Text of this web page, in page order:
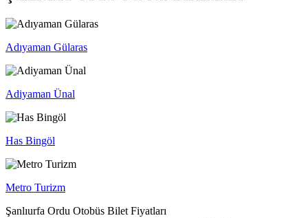
Adıyaman Gülaras
Adiyaman Ünal
Has Bingöl
Metro Turizm
Şanlıurfa Ordu Otobüs Bilet Fiyatları